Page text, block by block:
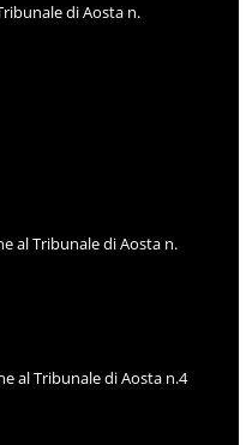
di Aosta n.
al Tribunale di Aosta n.
al Tribunale di Aosta n.4